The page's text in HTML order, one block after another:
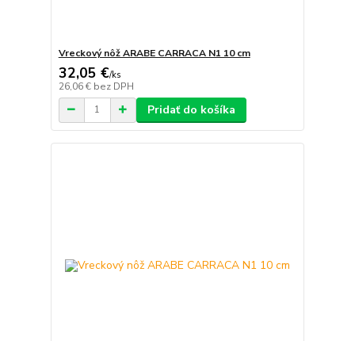
Vreckový nôž ARABE CARRACA N1 10 cm
32,05 €/ks
26,06 € bez DPH
Pridať do košíka